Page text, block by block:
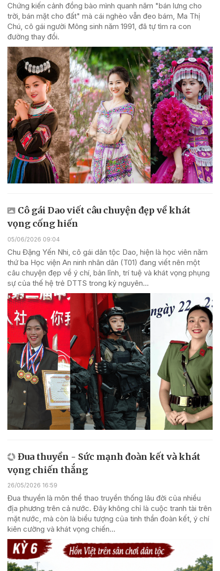
Chứng kiến cảnh đồng bào mình quanh năm "bán lưng cho
trời, bán mặt cho đất" mà cái nghèo vẫn đeo bám, Ma Thị
Chú, cô gái người Mông sinh năm 1991, đã tự tìm ra con
đường thay đổi.
Cô gái Dao viết câu chuyện đẹp về khát
vọng cống hiến
05/06/2026 09:04
Chu Đặng Yến Nhi, cô gái dân tộc Dao, hiện là học viên năm
thứ ba Học viện An ninh nhân dân (T01) đang viết nên một
câu chuyện đẹp về ý chí, bản lĩnh, trí tuệ và khát vọng phụng
sự của thế hệ trẻ DTTS trong kỷ nguyên...
Đua thuyền - Sức mạnh đoàn kết và khát
vọng chiến thắng
26/05/2026 16:59
Đua thuyền là môn thể thao truyền thống lâu đời của nhiều
địa phương trên cả nước. Đây không chỉ là cuộc tranh tài trên
mặt nước, mà còn là biểu tượng của tinh thần đoàn kết, ý chí
kiên cường và khát vọng chiến...